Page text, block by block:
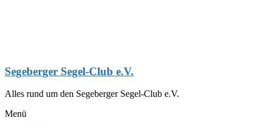
Segeberger Segel-Club e.V.
Alles rund um den Segeberger Segel-Club e.V.
Menü